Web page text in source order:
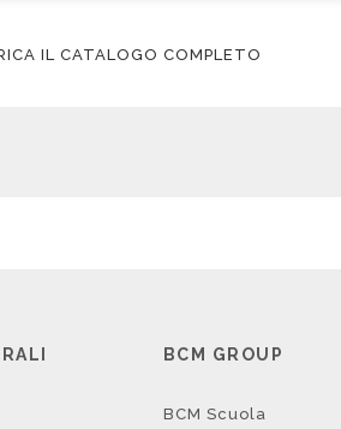
IL CATALOGO COMPLETO
BCM GROUP
BCM Scuola